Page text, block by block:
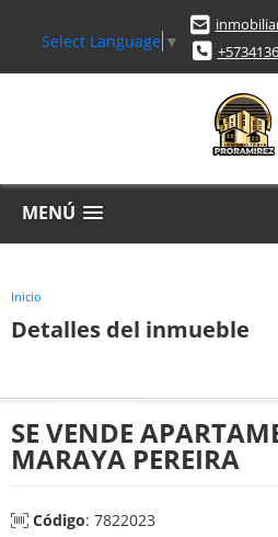
Select Language ▼
MENÚ
Inicio
Detalles del inmueble
SE VENDE
MARAYA PEREIRA
Código: 7822023